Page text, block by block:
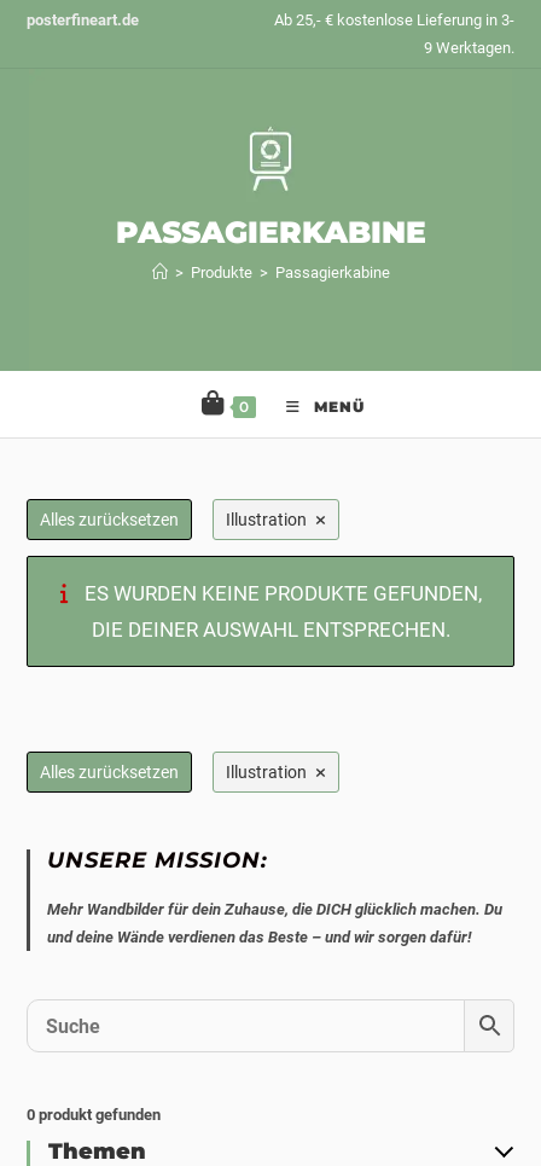
Zumposterfineart.de
Ab 25,- € kostenlose Lieferung in 3-
9 Werktagen.
PASSAGIERKABINE
> Produkte > Passagierkabine
0 MENÜ
Alles zurücksetzen Illustration ×
ES WURDEN KEINE PRODUKTE GEFUNDEN,
DIE DEINER AUSWAHL ENTSPRECHEN.
Alles zurücksetzen Illustration ×
UNSERE MISSION:
Mehr Wandbilder für dein Zuhause, die DICH glücklich machen. Du
und deine Wände verdienen das Beste – und wir sorgen dafür!
0 produkt gefunden
Themen